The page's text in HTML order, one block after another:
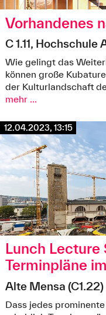
"Denkwerkstätte" in
Bechter Licht)
Vorhandenes
C 1.11, Hochschule
Wie gelingt das
können große
der Kulturlandschaft
mehr ...
12.04.2023, 13:15
Lunch Lecture
Terminpläne
Alte Mensa (C1.22)
Dass jedes